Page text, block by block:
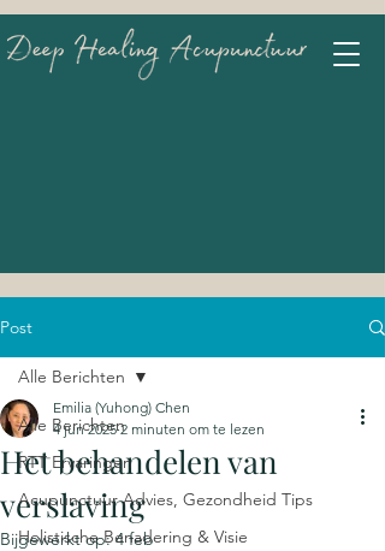
Post
Alle Berichten
RTT Ervaringen
Acupunctuur Advies, Gezondheid Tips
Holistische Benadering & Visie
Alle Berichten
Het behandelen van
verslaving
Emilia (Yuhong) Chen
4 jun 2025 2 minuten om te lezen
Bijgewerkt op:4 feb